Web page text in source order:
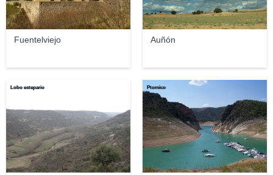
Fuentelviejo Auñón
Lobo estepario Ptomico